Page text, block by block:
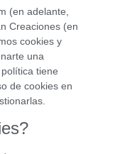
(en adelante,
Creaciones (en
cookies y
una
tiene
de cookies en